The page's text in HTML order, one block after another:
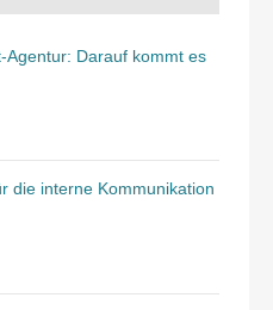
Agentur: Darauf kommt es
die interne Kommunikation